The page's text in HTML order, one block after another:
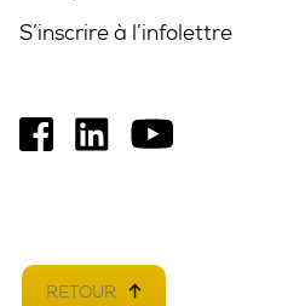
S’inscrire à l’infolettre
Ce
une
Ce
une
RETOUR EN HAUT DE PAGE